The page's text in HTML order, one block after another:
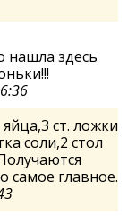
нашла здесь
ст. ложки
соли,2 стол
самое главное.